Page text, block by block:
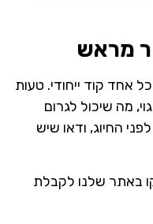
אחד קוד ייחודי. טעות
מה שיכול לגרום
החיוג, ודאו שיש
באתר שלנו לקבלת